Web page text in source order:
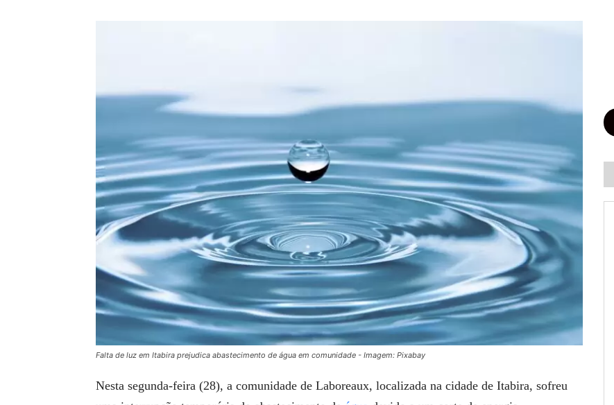
Falta de luz em Itabira prejudica abastecimento de água em comunidade - Imagem: Pixabay
Nesta segunda-feira (28), a comunidade de Laboreaux, localizada na cidade de Itabira, sofreu